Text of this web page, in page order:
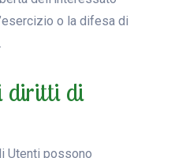
o la difesa di
i diritti di
Utenti possono